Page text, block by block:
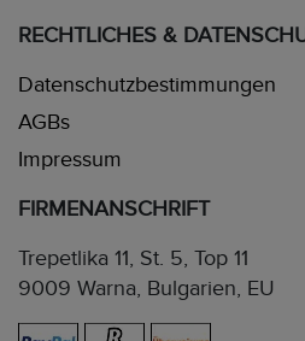
RECHTLICHES &
Datenschutzbestimmungen
AGBs
Impressum
FIRMENANSCHRIFT
Trepetlika 11, St. 5, Top 11
9009 Warna, Bulgarien, EU